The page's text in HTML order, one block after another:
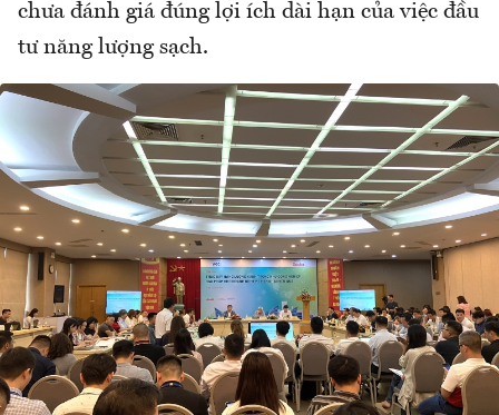
chưa đánh giá đúng lợi ích dài hạn của việc đầu
tư năng lượng sạch.